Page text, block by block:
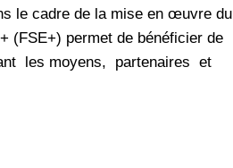
le cadre de la mise en œuvre du
(FSE+) permet de bénéficier de
les moyens, partenaires et